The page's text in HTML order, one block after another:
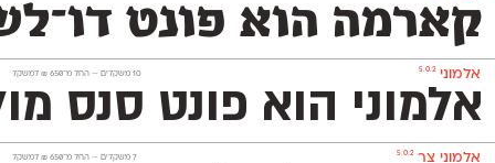
קארמה הוא פונט
אלמוני 5.0.2 ‫10 משקלים — החל מ־650
₪למשקל אלמוני הוא פונט סנס
אלמוני צר 5.0.2 ‫7 משקלים — החל מ־650
₪למשקל